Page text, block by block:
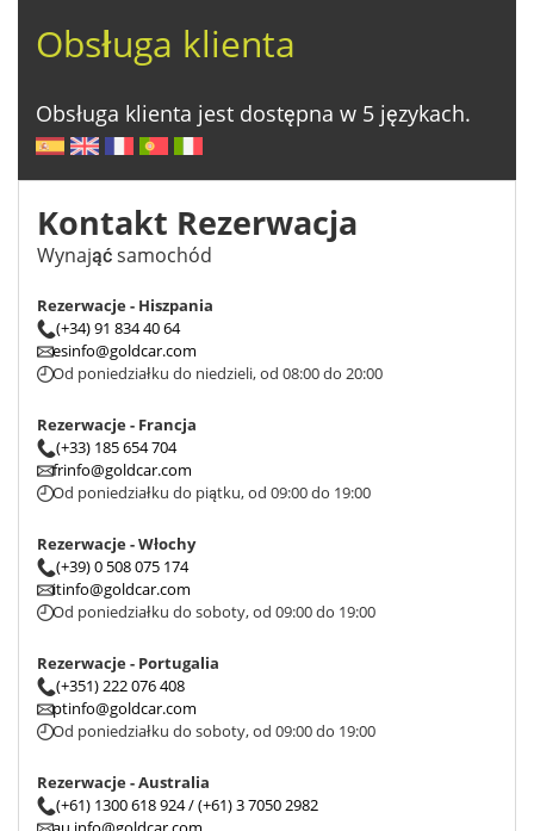
Obsługa klienta
Obsługa klienta jest dostępna w 5 językach.
Kontakt Rezerwacja
Wynająć samochód
Rezerwacje - Hiszpania
(+34) 91 834 40 64
esinfo@goldcar.com
Od poniedziałku do niedzieli, od 08:00 do 20:00
Rezerwacje - Francja
(+33) 185 654 704
frinfo@goldcar.com
Od poniedziałku do piątku, od 09:00 do 19:00
Rezerwacje - Włochy
(+39) 0 508 075 174
itinfo@goldcar.com
Od poniedziałku do soboty, od 09:00 do 19:00
Rezerwacje - Portugalia
(+351) 222 076 408
ptinfo@goldcar.com
Od poniedziałku do soboty, od 09:00 do 19:00
Rezerwacje - Australia
(+61) 1300 618 924 / (+61) 3 7050 2982